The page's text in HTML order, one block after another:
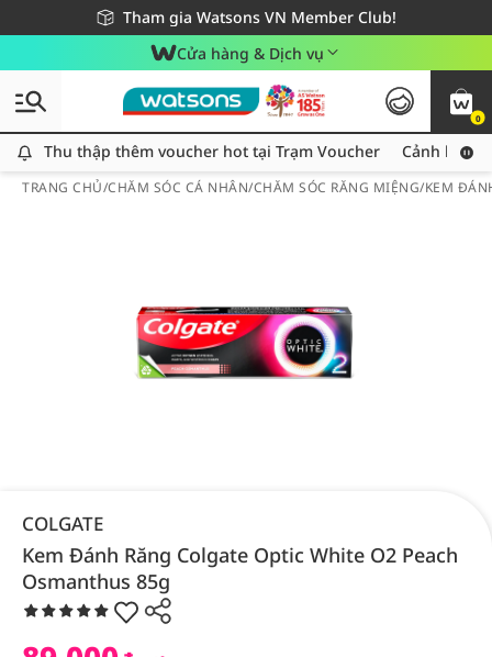
Tham gia Watsons VN Member Club!
Miễn phí giao hàng cho đơn hàng từ 249,000Đ
Giao hàng nhanh 24h - Áp dụng khu vực TP. Hồ Chí Minh
Cửa hàng & Dịch vụ
0
Thu thập thêm voucher hot tại Trạm Voucher
Thu thập thêm voucher hot tại Trạm Voucher Cảnh báo
TRANG CHỦ/CHĂM SÓC CÁ NHÂN/CHĂM SÓC RĂNG MIỆNG/KEM
COLGATE
Kem Đánh Răng Colgate Optic White O2 Peach
Osmanthus 85g